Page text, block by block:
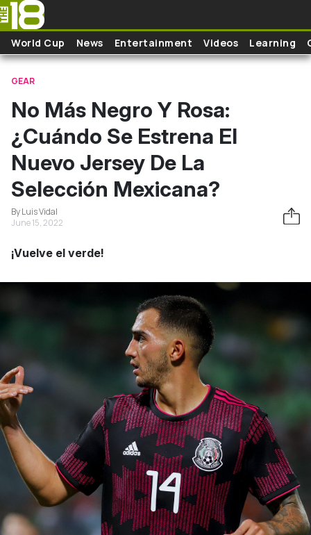
Skip to main content
World Cup News Entertainment Videos Learning
GEAR
No Más Negro Y Rosa:
¿Cuándo Se Estrena El
Nuevo Jersey De La
Selección Mexicana?
By Luis Vidal
June 15, 2022
¡Vuelve el verde!